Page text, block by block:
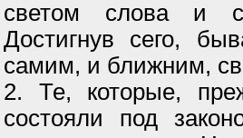
светом слова и
Достигнув сего,
самим, и ближним,
2. Те, которые,
состояли под